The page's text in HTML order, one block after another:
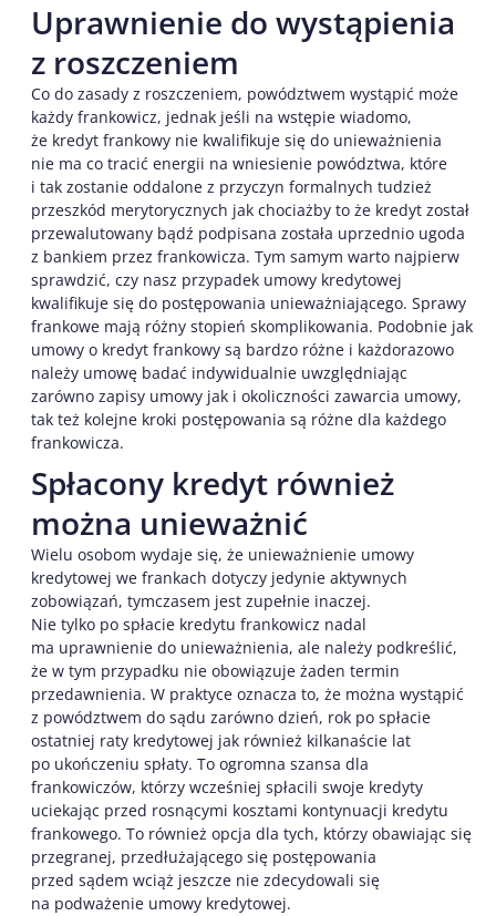
Uprawnienie do wystąpienia
z roszczeniem
Co do zasady z roszczeniem, powództwem wystąpić może
każdy frankowicz, jednak jeśli na wstępie wiadomo,
że kredyt frankowy nie kwalifikuje się do unieważnienia
nie ma co tracić energii na wniesienie powództwa, które
i tak zostanie oddalone z przyczyn formalnych tudzież
przeszkód merytorycznych jak chociażby to że kredyt został
przewalutowany bądź podpisana została uprzednio ugoda
z bankiem przez frankowicza. Tym samym warto najpierw
sprawdzić, czy nasz przypadek umowy kredytowej
kwalifikuje się do postępowania unieważniającego. Sprawy
frankowe mają różny stopień skomplikowania. Podobnie jak
umowy o kredyt frankowy są bardzo różne i każdorazowo
należy umowę badać indywidualnie uwzględniając
zarówno zapisy umowy jak i okoliczności zawarcia umowy,
tak też kolejne kroki postępowania są różne dla każdego
frankowicza.
Spłacony kredyt również
można unieważnić
Wielu osobom wydaje się, że unieważnienie umowy
kredytowej we frankach dotyczy jedynie aktywnych
zobowiązań, tymczasem jest zupełnie inaczej.
Nie tylko po spłacie kredytu frankowicz nadal
ma uprawnienie do unieważnienia, ale należy podkreślić,
że w tym przypadku nie obowiązuje żaden termin
przedawnienia. W praktyce oznacza to, że można wystąpić
z powództwem do sądu zarówno dzień, rok po spłacie
ostatniej raty kredytowej jak również kilkanaście lat
po ukończeniu spłaty. To ogromna szansa dla
frankowiczów, którzy wcześniej spłacili swoje kredyty
uciekając przed rosnącymi kosztami kontynuacji kredytu
frankowego. To również opcja dla tych, którzy obawiając się
przegranej, przedłużającego się postępowania
przed sądem wciąż jeszcze nie zdecydowali się
na podważenie umowy kredytowej.